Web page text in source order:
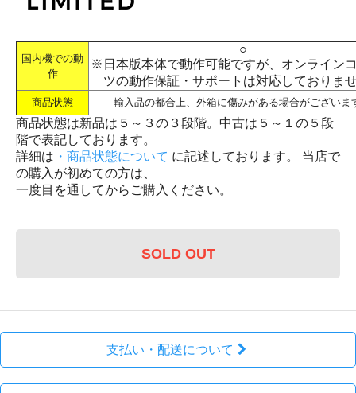
国内機での動
作
○
※日本版本体で動作可能ですが、オンライン
ツの動作保証・サポートは対応しておりま
商品状態 輸入品の都合上、外箱に傷みがある場合がございま
商品状態は新品は５～３の３段階。中古は５～１の５段
階で表記しております。
詳細は ・商品状態について に記述しております。 当店で
の購入が初めての方は、
一度目を通してからご購入ください。
SOLD OUT
支払い・配送について